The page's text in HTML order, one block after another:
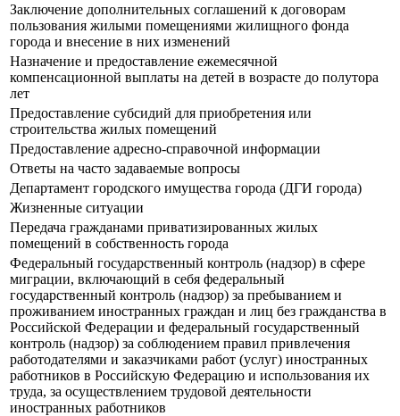
Заключение дополнительных соглашений к договорам
пользования жилыми помещениями жилищного фонда
города и внесение в них изменений
Назначение и предоставление ежемесячной
компенсационной выплаты на детей в возрасте до полутора
лет
Предоставление субсидий для приобретения или
строительства жилых помещений
Предоставление адресно-справочной информации
Ответы на часто задаваемые вопросы
Департамент городского имущества города (ДГИ города)
Жизненные ситуации
Передача гражданами приватизированных жилых
помещений в собственность города
Федеральный государственный контроль (надзор) в сфере
миграции, включающий в себя федеральный
государственный контроль (надзор) за пребыванием и
проживанием иностранных граждан и лиц без гражданства в
Российской Федерации и федеральный государственный
контроль (надзор) за соблюдением правил привлечения
работодателями и заказчиками работ (услуг) иностранных
работников в Российскую Федерацию и использования их
труда, за осуществлением трудовой деятельности
иностранных работников